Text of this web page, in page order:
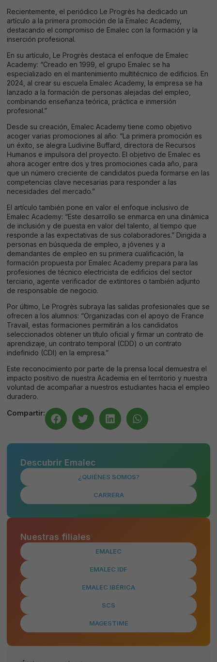
Recientemente, el periódico Le Progrès ha dedicado un
artículo a la primera promoción de la Emalec Academy,
destacando el compromiso de Emalec con la formación y la
inserción profesional.
En su artículo, Le Progrès destaca el enfoque de Emalec
Academy: “Creado en 1999, el grupo Emalec se ha
especializado en el mantenimiento multitécnico de edificios. En
2024, al crear su escuela Emalec Academy, la empresa se ha
lanzado a la formación de personas alejadas del empleo,
combinando enseñanza teórica, práctica e inmersión
profesional.”
Desde su creación, Emalec Academy tiene como objetivo
acoger varias promociones al año: “La primera promoción es
un éxito, se alegra Ludivine Buffard, directora de Recursos
Humanos e impulsora del proyecto. El objetivo de Emalec es
ahora acoger entre dos y tres promociones cada año, para
que un número creciente de candidatos pueda formarse en las
competencias clave necesarias para responder a las
necesidades del mercado.”
El artículo también pone en valor el enfoque inclusivo de
Emalec Academy: “Este desarrollo se enmarca en una dinámica
de inclusión y de puesta en valor del talento, al tiempo que
responde a las expectativas de sus colaboradores.” Dirigida a
personas en búsqueda de empleo, a jóvenes y a
demandantes de empleo en su primera cualificación, la
formación propuesta por Emalec Academy prepara para las
profesiones de técnico electricista de edificios del sector
terciario, agente verificador de extintores o también adjunto
de responsable de negocio.
Por último, Le Progrès subraya las salidas profesionales que se
ofrecen a los alumnos: “Organizadas con el apoyo de France
Travail, estas formaciones permitirán a los candidatos
seleccionados obtener un título oficial y firmar un contrato de
aprendizaje, un contrato temporal (CDD) o un contrato
indefinido (CDI) en la empresa.”
Este reconocimiento por parte de la prensa local demuestra el
impacto positivo de nuestra Academia en el territorio y nuestra
voluntad de acompañar a nuestros estudiantes hacia el empleo
duradero.
Compartir:
Descubrir Emalec
¿QUIÉNES SOMOS?
CARRERA
Nuestras filiales
EMALEC
EMALEC IDF
EMALEC IBÉRICA
SCS
MAGESTIME
Strictement
sont